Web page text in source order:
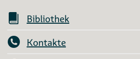
Bibliothek
Kontakte